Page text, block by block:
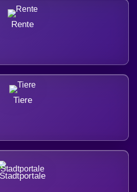
Rente
Tiere
Stadtportale